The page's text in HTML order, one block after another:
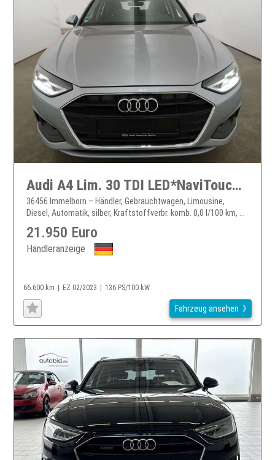
Audi A4 Lim. 30 TDI LED*NaviTouch*DAB*PDC*ACC*1Hand
36456 Immelborn – Händler, Gebrauchtwagen, Limousine,
Diesel, Automatik, silber, Kraftstoffverbr. komb. 0,0 l/100 km, ...
21.950 Euro
Händleranzeige
66.600 km EZ 02/2023 136 PS/100 kW
Fahrzeug ansehen